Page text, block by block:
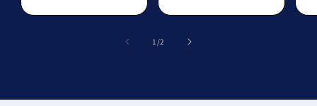
1/の
2